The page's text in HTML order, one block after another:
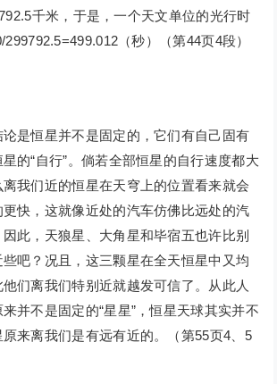
千米，于是，一个天文单位的光行时
（秒）（第44页4段）
是恒星并不是固定的，它们有自己固有
的“自行”。倘若全部恒星的自行速度都大
我们近的恒星在天穹上的位置看来就会
快，这就像近处的汽车仿佛比远处的汽
此，天狼星、大角星和毕宿五也许比别
吧？况且，这三颗星在全天恒星中又均
们离我们特别近就越发可信了。从此人
并不是固定的“星星”，恒星天球其实并不
来离我们是有远有近的。（第55页4、5